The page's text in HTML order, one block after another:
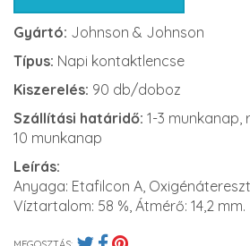
Gyártó: Johnson & Johnson
Típus: Napi kontaktlencse
Kiszerelés: 90 db/doboz
Szállítási határidő: 1-3
10 munkanap
Leírás:
Anyaga: Etafilcon A,
Víztartalom: 58 %, Átmérő: 14,2 mm.